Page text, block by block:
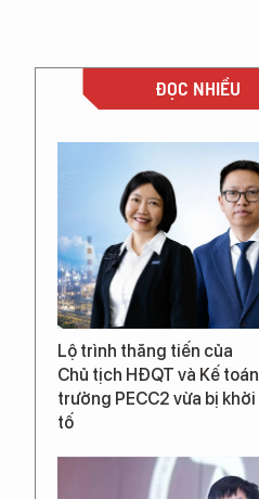
ĐỌC NHIỀU
Lộ trình thăng tiến của
Chủ tịch HĐQT và Kế toán
trưởng PECC2 vừa bị khởi
tố